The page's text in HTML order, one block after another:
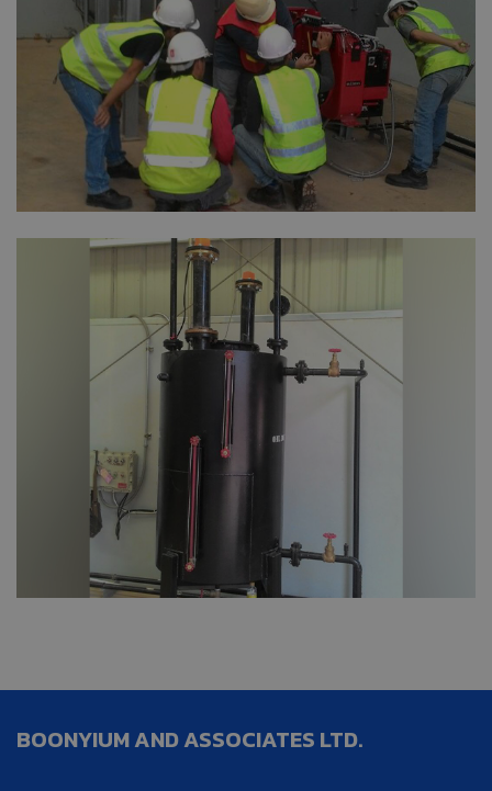
BOONYIUM AND ASSOCIATES LTD.